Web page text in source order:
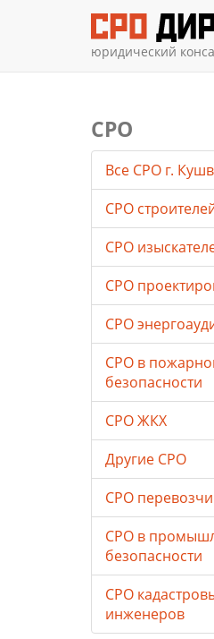
юридический
СРО
Все СРО г.
СРО
СРО
СРО
СРО
СРО в
безопасности
СРО ЖКХ
Другие СРО
СРО
СРО в
безопасности
СРО
инженеров